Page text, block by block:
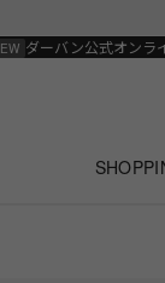
ダーバン公式オンラ